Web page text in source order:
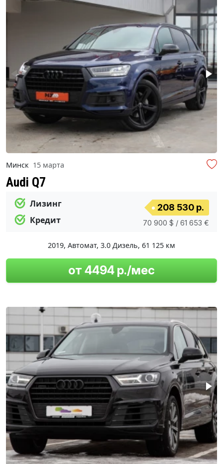
Минск 15 марта
Audi Q7
Лизинг
Кредит
208 530 р.
70 900 $ / 61 653 €
2019, Автомат, 3.0 Дизель, 61 125 км
от 4494 р./мес